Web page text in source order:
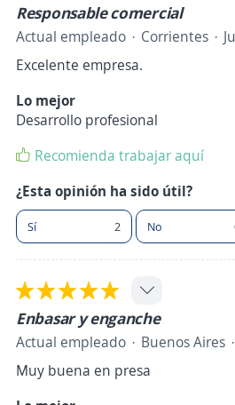
Responsable comercial
Actual empleado Corrientes
Excelente empresa.
Lo mejor
Desarrollo profesional
Recomienda trabajar aquí
¿Esta opinión ha sido útil?
Sí 2 No
Enbasar y enganche
Actual empleado Buenos Aires
Muy buena en presa